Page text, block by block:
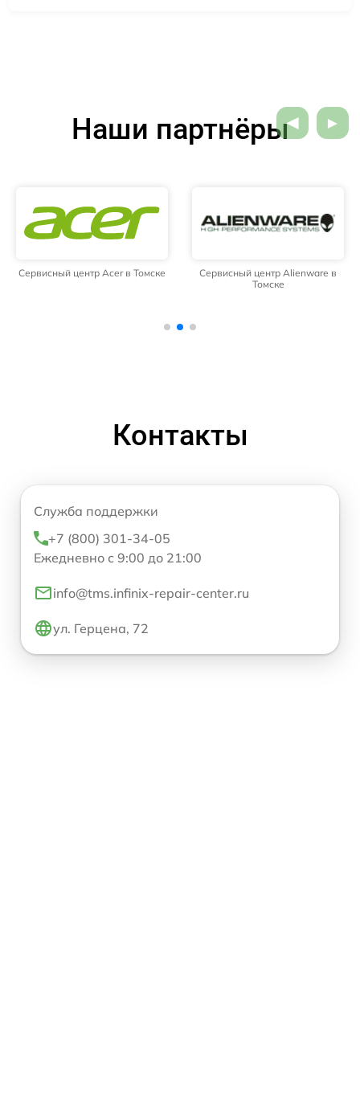
Наши партнёры
Сервисный центр Acer в Томске
Сервисный центр Alienware в
Томске
Контакты
Служба поддержки
+7 (800) 301-34-05
Ежедневно с 9:00 до 21:00
info@tms.infinix-repair-center.ru
ул. Герцена, 72